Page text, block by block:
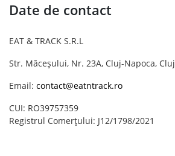
Date de contact
EAT & TRACK S.R.L
Str. Măceșului, Nr. 23A, Cluj-Napoca, Cluj
Email: contact@eatntrack.ro
CUI: RO39757359
Registrul Comerțului: J12/1798/2021